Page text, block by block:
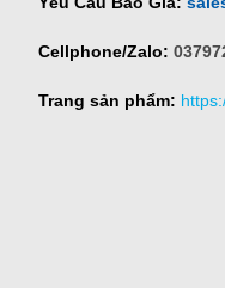
Cellphone/Zalo:
Trang sản phẩm: